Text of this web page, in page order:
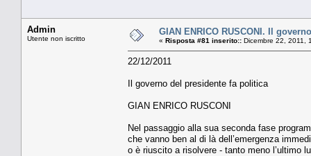
Admin
Utente non iscritto
GIAN ENRICO RUSCONI. Il
« Risposta #81 inserito:: Dicembre 22, 2011,
22/12/2011
Il governo del presidente fa politica
GIAN ENRICO RUSCONI
Nel passaggio alla sua seconda fase
che vanno ben al di là dell’emergenza
o è riuscito a risolvere - tanto meno l’ultimo